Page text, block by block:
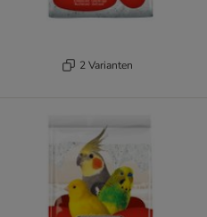
2 Varianten